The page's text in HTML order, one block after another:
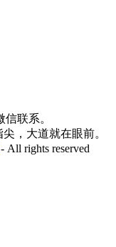
联系。
，大道就在眼前。
- All rights reserved